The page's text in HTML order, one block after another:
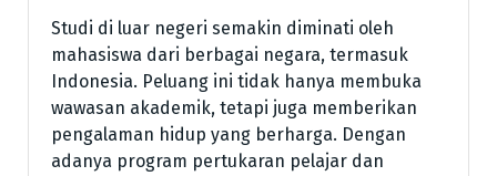
Studi di luar negeri semakin diminati oleh
mahasiswa dari berbagai negara, termasuk
Indonesia. Peluang ini tidak hanya membuka
wawasan akademik, tetapi juga memberikan
pengalaman hidup yang berharga. Dengan
adanya program pertukaran pelajar dan